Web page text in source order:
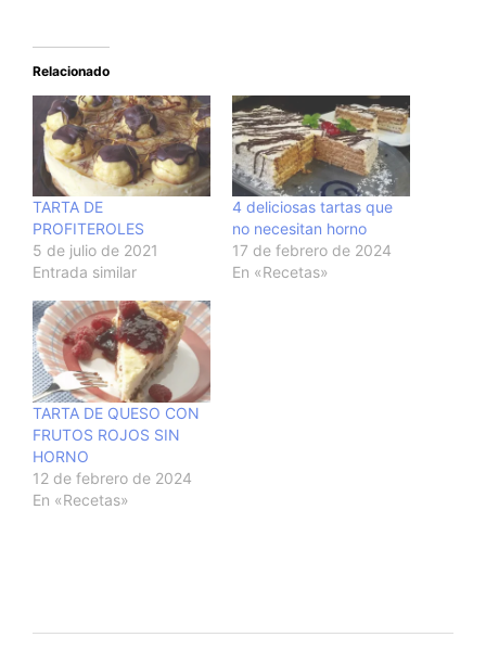
Relacionado
TARTA DE
PROFITEROLES
5 de julio de 2021
Entrada similar
4 deliciosas tartas que
no necesitan horno
17 de febrero de 2024
En «Recetas»
TARTA DE QUESO CON
FRUTOS ROJOS SIN
HORNO
12 de febrero de 2024
En «Recetas»